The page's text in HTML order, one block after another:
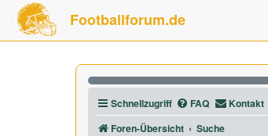
Footballforum.de
Schnellzugriff FAQ
Kontakt
Foren-Übersicht
Suche